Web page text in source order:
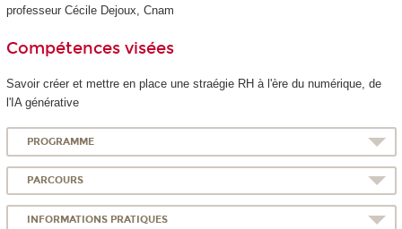
professeur Cécile Dejoux, Cnam
Compétences visées
Savoir créer et mettre en place une straégie RH à l'ère du numérique, de
l'IA générative
PROGRAMME
PARCOURS
INFORMATIONS PRATIQUES